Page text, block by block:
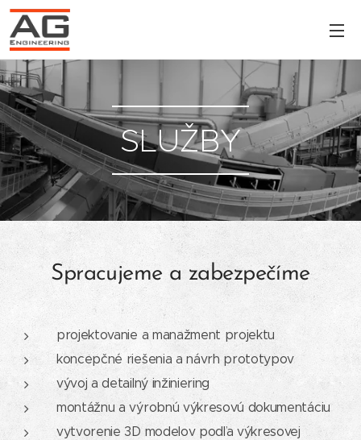
SLUŽBY
Spracujeme a zabezpečíme
projektovanie a manažment projektu
koncepčné riešenia a návrh prototypov
vývoj a detailný inžiniering
montážnu a výrobnú výkresovú dokumentáciu
vytvorenie 3D modelov podľa výkresovej